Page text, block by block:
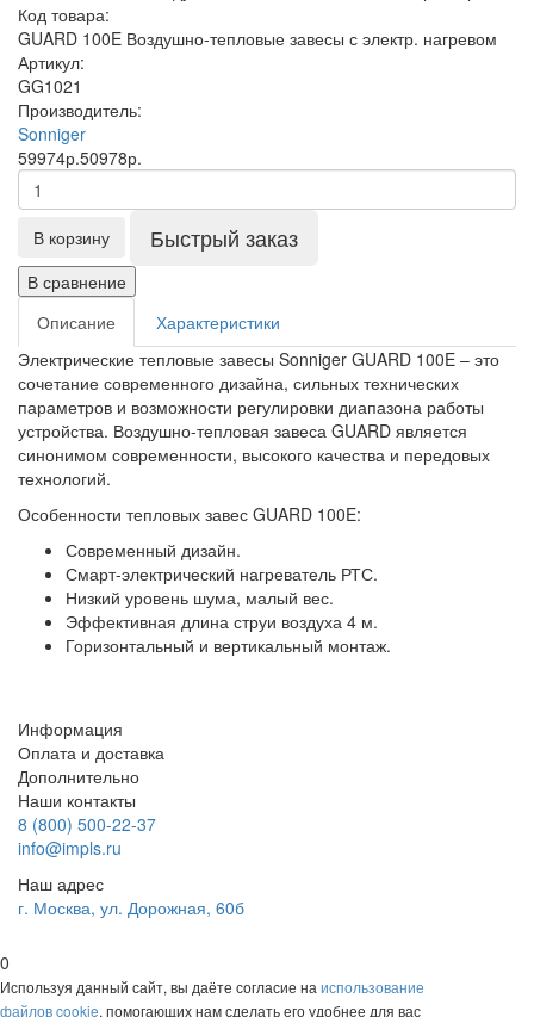
Код товара:
GUARD 100E Воздушно-тепловые завесы с электр. нагревом
Артикул:
GG1021
Производитель:
Sonniger
59974р.50978р.
В корзину Быстрый заказ
В сравнение
Описание
Характеристики
Электрические тепловые завесы Sonniger GUARD 100E – это
сочетание современного дизайна, сильных технических
параметров и возможности регулировки диапазона работы
устройства. Воздушно-тепловая завеса GUARD является
синонимом современности, высокого качества и передовых
технологий.
Особенности тепловых завес GUARD 100E:
Современный дизайн.
Смарт-электрический нагреватель РТС.
Низкий уровень шума, малый вес.
Эффективная длина струи воздуха 4 м.
Горизонтальный и вертикальный монтаж.
Информация
Оплата и доставка
Дополнительно
Наши контакты
8 (800) 500-22-37
info@impls.ru
Наш адрес
г. Москва, ул. Дорожная, 60б
0
Используя данный сайт, вы даёте согласие на использование
файлов cookie, помогающих нам сделать его удобнее для вас